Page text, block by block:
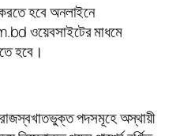
হবে অনলাইনে
ওয়েবসাইটের মাধমে
হবে।
রাজস্বখাতভুক্ত পদসমূহে অস্থায়ী